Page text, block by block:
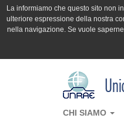
La informiamo che questo sito non
ulteriore espressione della nostra
nella navigazione. Se vuole
CHI SIAMO